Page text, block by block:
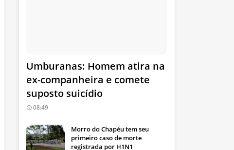
Umburanas: Homem atira na
ex-companheira e comete
suposto suicídio
08:49
Morro do Chapéu tem seu
primeiro caso de morte
registrada por H1N1